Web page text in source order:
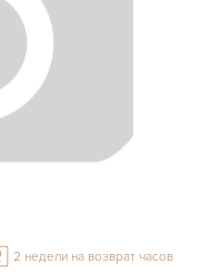
2 недели на возврат часов